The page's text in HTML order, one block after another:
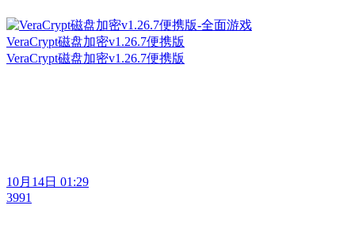
VeraCrypt磁盘加密v1.26.7便携版
VeraCrypt磁盘加密v1.26.7便携版
10月14日 01:29
3991